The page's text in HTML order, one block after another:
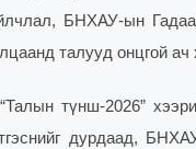
БНХАУ-ын
талууд онцгой ач
түнш-2026”
дурдаад,